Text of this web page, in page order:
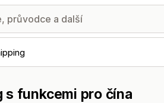
funkcemi pro čína